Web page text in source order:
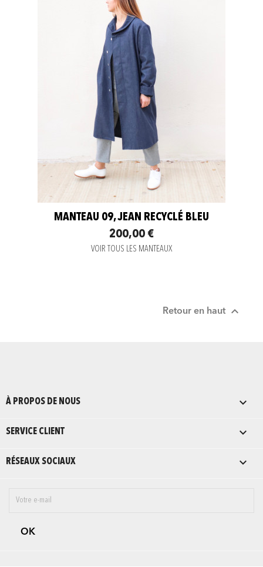
MANTEAU 09, JEAN RECYCLÉ BLEU
200,00 €
VOIR TOUS LES MANTEAUX
Retour en haut 
À PROPOS DE NOUS 
SERVICE CLIENT 
RÉSEAUX SOCIAUX 